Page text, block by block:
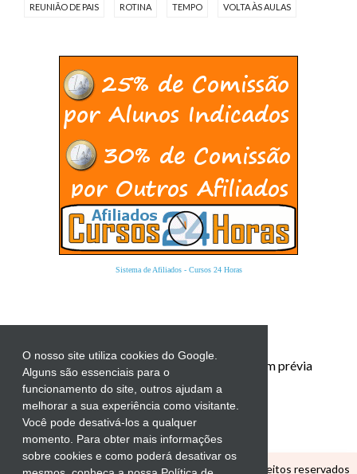
O nosso site utiliza cookies do Google.
Alguns são essenciais para o
funcionamento do site, outros ajudam a
melhorar a sua experiência como visitante.
Você pode desativá-los a qualquer
momento. Para obter mais informações
sobre cookies e como poderá desativar os
REUNIÃO DE PAIS ROTINA TEMPO VOLTA ÀS AULAS
Sistema de Afiliados- Cursos 24 Horas
Proibida a reprodução total ou parcial sem prévia
autorização.
Copyright © CANTINHO EDUCATIVOTodos os direitos reservados